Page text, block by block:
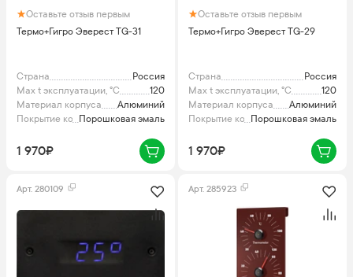
Оставьте отзыв первым
Термо+Гигро Эверест TG-31
Страна
Россия
Max t эксплуатации, °C
120
Материал корпуса
Алюминий
Покрытие корпусаПорошковая эмаль
1 970₽
Оставьте отзыв первым
Термо+Гигро Эверест TG-29
Страна
Россия
Max t эксплуатации, °C
120
Материал корпуса
Алюминий
Покрытие корпусаПорошковая эмаль
1 970₽
Арт. 280109 Арт. 285923